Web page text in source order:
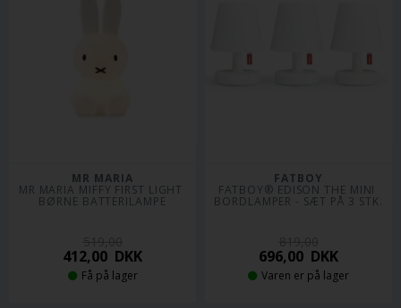
MR MARIA
MR MARIA MIFFY FIRST LIGHT
BØRNE BATTERILAMPE
412,00 DKK
Få på lager
FATBOY
FATBOY® EDISON THE MINI
BORDLAMPER - SÆT PÅ 3 STK.
696,00 DKK
Varen er på lager